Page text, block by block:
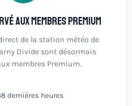
aux membres Premium
de la station météo de
Divide sont désormais
membres Premium.
dernières heures